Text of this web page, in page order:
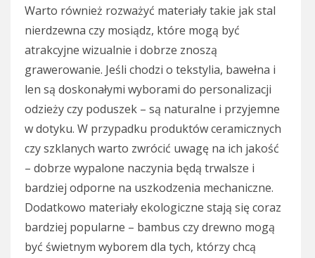
Warto również rozważyć materiały takie jak stal
nierdzewna czy mosiądz, które mogą być
atrakcyjne wizualnie i dobrze znoszą
grawerowanie. Jeśli chodzi o tekstylia, bawełna i
len są doskonałymi wyborami do personalizacji
odzieży czy poduszek – są naturalne i przyjemne
w dotyku. W przypadku produktów ceramicznych
czy szklanych warto zwrócić uwagę na ich jakość
– dobrze wypalone naczynia będą trwalsze i
bardziej odporne na uszkodzenia mechaniczne.
Dodatkowo materiały ekologiczne stają się coraz
bardziej popularne – bambus czy drewno mogą
być świetnym wyborem dla tych, którzy chcą